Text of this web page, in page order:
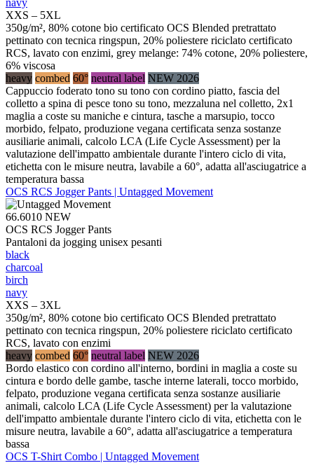
XXS – 5XL
350g/m², 80% cotone bio certificato OCS Blended pretrattato
pettinato con tecnica ringspun, 20% poliestere riciclato certificato
RCS, lavato con enzimi, grey melange: 74% cotone, 20% poliestere,
6% viscosa
heavy combed 60° neutral label NEW 2026
Cappuccio foderato tono su tono con cordino piatto, fascia del
colletto a spina di pesce tono su tono, mezzaluna nel colletto, 2x1
maglia a coste su maniche e cintura, tasche a marsupio, tocco
morbido, felpato, produzione vegana certificata senza sostanze
ausiliarie animali, calcolo LCA (Life Cycle Assessment) per la
valutazione dell'impatto ambientale durante l'intero ciclo di vita,
etichetta con le misure neutra, lavabile a 60°, adatta all'asciugatrice a
temperatura bassa
OCS RCS Jogger Pants | Untagged Movement
66.6010 NEW
OCS RCS Jogger Pants
Pantaloni da jogging unisex pesanti
black
charcoal
birch
navy
XXS – 3XL
350g/m², 80% cotone bio certificato OCS Blended pretrattato
pettinato con tecnica ringspun, 20% poliestere riciclato certificato
RCS, lavato con enzimi
heavy combed 60° neutral label NEW 2026
Bordo elastico con cordino all'interno, bordini in maglia a coste su
cintura e bordo delle gambe, tasche interne laterali, tocco morbido,
felpato, produzione vegana certificata senza sostanze ausiliarie
animali, calcolo LCA (Life Cycle Assessment) per la valutazione
dell'impatto ambientale durante l'intero ciclo di vita, etichetta con le
misure neutra, lavabile a 60°, adatta all'asciugatrice a temperatura
bassa
OCS T-Shirt Combo | Untagged Movement